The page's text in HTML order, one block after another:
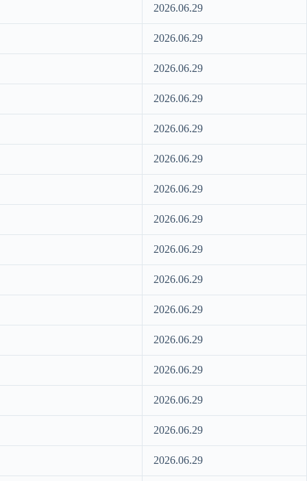
2026.06.29
2026.06.29
2026.06.29
2026.06.29
2026.06.29
2026.06.29
2026.06.29
2026.06.29
2026.06.29
2026.06.29
2026.06.29
2026.06.29
2026.06.29
2026.06.29
2026.06.29
2026.06.29